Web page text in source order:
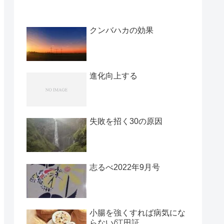
クンバハカの効果
進化向上する
失敗を招く30の原因
志るべ2022年9月号
小腸を強くすれば病気にな